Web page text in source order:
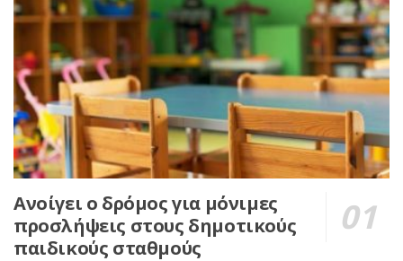
Ανοίγει ο δρόμος για μόνιμες
προσλήψεις στους δημοτικούς
παιδικούς σταθμούς